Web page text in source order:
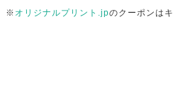
※ オリジナルプリント.jpのクーポンは